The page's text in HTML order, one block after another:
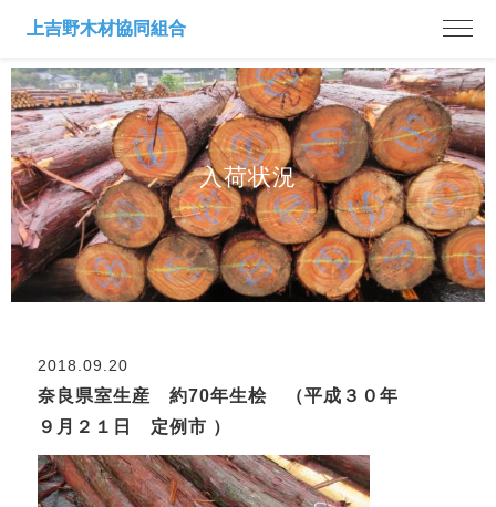
入荷状況
2018.09.20
奈良県室生産 約70年生桧 （平成３０年
９月２１日 定例市 ）